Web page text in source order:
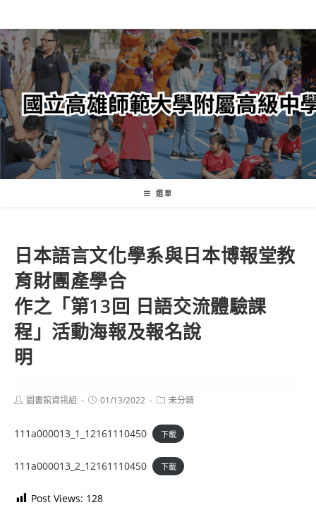
轉
至
主
內
容
選單
日本語言文化學系與日本博報堂教
育財團產學合
作之「第13回 日語交流體驗課
程」活動海報及報名說
明
Post圖書館資訊組
Post01/13/2022
Post未分類
111a000013_1_12161110450 下載
111a000013_2_12161110450 下載
Post Views: 128